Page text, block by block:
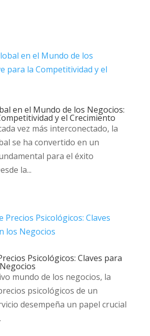
en el Mundo de los Negocios:
y el Crecimiento
vez más interconectado, la
se ha convertido en un
para el éxito
la...
Psicológicos: Claves para
mundo de los negocios, la
psicológicos de un
desempeña un papel crucial